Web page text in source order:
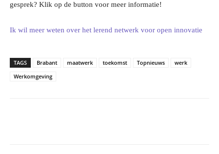
gesprek? Klik op de button voor meer informatie!
Ik wil meer weten over het lerend netwerk voor open innovatie
TAGS Brabant maatwerk toekomst Topnieuws
werk
Werkomgeving